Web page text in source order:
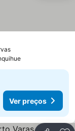
Ver preços